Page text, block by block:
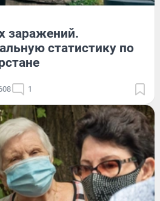
заражений.
статистику по
1